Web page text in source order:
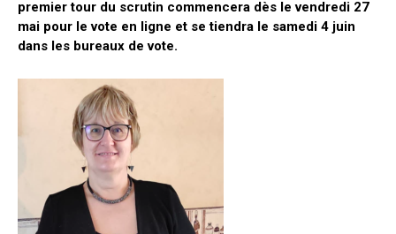
premier tour du scrutin commencera dès le vendredi 27
mai pour le vote en ligne et se tiendra le samedi 4 juin
dans les bureaux de vote.